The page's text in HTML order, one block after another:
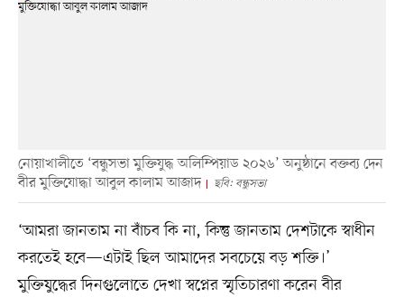
নোয়াখালীতে ‘বন্ধুসভা মুক্তিযুদ্ধ অলিম্পিয়াড ২০২৬’ অনুষ্ঠানে বক্তব্য দেন
বীর মুক্তিযোদ্ধা আবুল কালাম আজাদ
ছবি: বন্ধুসভা
‘আমরা জানতাম না বাঁচব কি না, কিন্তু জানতাম দেশটাকে স্বাধীন
করতেই হবে—এটাই ছিল আমাদের সবচেয়ে বড় শক্তি।’
মুক্তিযুদ্ধের দিনগুলোতে দেখা স্বপ্নের স্মৃতিচারণা করেন বীর